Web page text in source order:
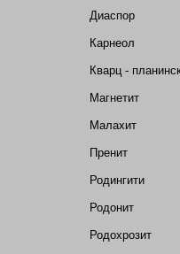
Диаспор
Карнеол
Кварц -
Магнетит
Малахит
Пренит
Родингити
Родонит
Родохрозит